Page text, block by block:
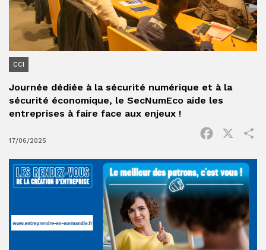
CCI
Journée dédiée à la sécurité numérique et à la
sécurité économique, le SecNumEco aide les
entreprises à faire face aux enjeux !
17/06/2025
Facebook